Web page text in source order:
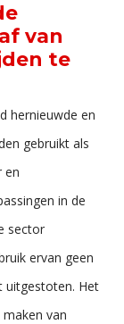
van
te
hernieuwde en
gebruikt als
en
in de
sector
ervan geen
uitgestoten. Het
van